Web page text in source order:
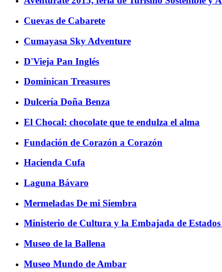
Cuevas de Cabarete
Cumayasa Sky Adventure
D'Vieja Pan Inglés
Dominican Treasures
Dulcería Doña Benza
El Chocal: chocolate que te endulza el alma
Fundación de Corazón a Corazón
Hacienda Cufa
Laguna Bávaro
Mermeladas De mi Siembra
Ministerio de Cultura y la Embajada de
Museo de la Ballena
Museo Mundo de Ambar